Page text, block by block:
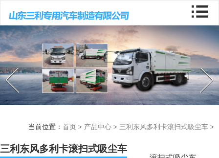
Prev
当前位置： 首页 > 产品中心 > 三利东风多利卡滚扫式吸尘车 >
三利东风多利卡滚扫式吸尘车